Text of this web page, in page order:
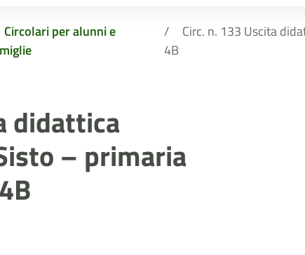
Circolari per alunni e
Circ. n. 133 Uscita
4B
didattica
– primaria